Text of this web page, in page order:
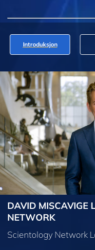
Introduksjon
DAVID MISCAVIGE
NETWORK
Scientology Network